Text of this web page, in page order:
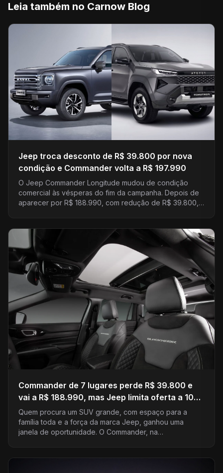
Leia também no Carnow Blog
Jeep troca desconto de R$ 39.800 por nova
condição e Commander volta a R$ 197.990
O Jeep Commander Longitude mudou de condição
comercial às vésperas do fim da campanha. Depois de
aparecer por R$ 188.990, com redução de R$ 39.800,…
Commander de 7 lugares perde R$ 39.800 e
vai a R$ 188.990, mas Jeep limita oferta a 100
carros
Quem procura um SUV grande, com espaço para a
família toda e a força da marca Jeep, ganhou uma
janela de oportunidade. O Commander, na…